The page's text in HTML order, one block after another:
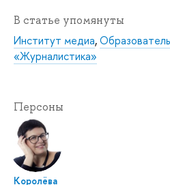
В статье упомянуты
Институт медиа,
«Журналистика»
Персоны
Королёва